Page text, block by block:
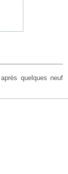
quelques neuf